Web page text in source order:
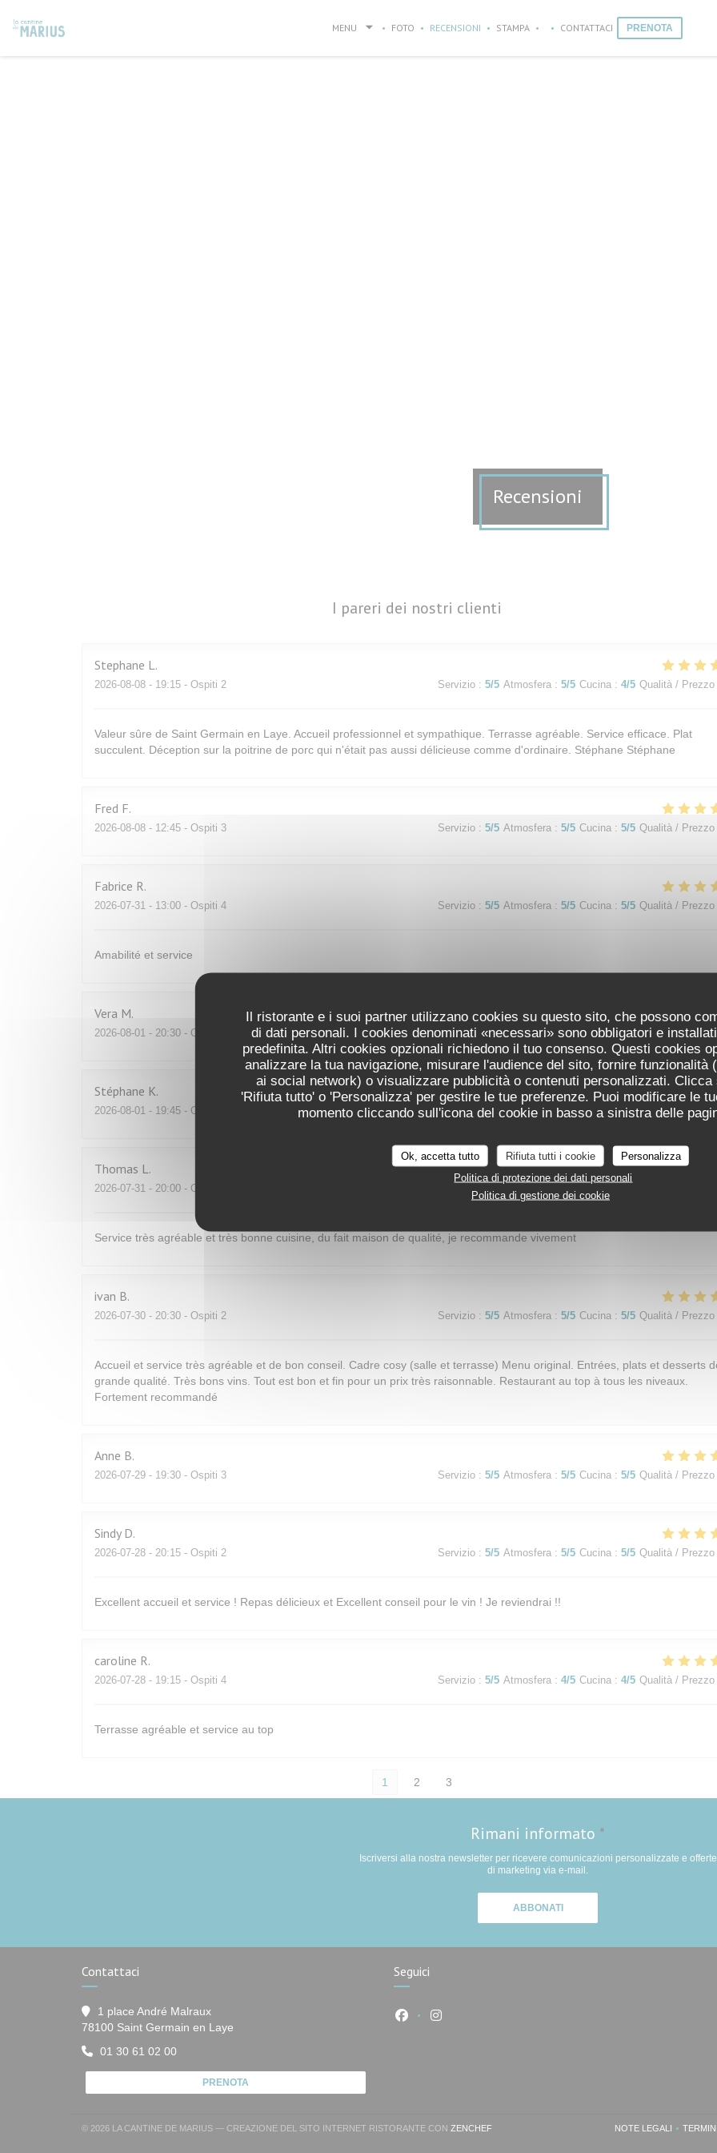
Il ristorante e i suoi partner utilizzano cookies su questo sito, che possono
di dati personali. I cookies denominati «necessari» sono obbligatori e
predefinita. Altri cookies opzionali richiedono il tuo consenso. Questi cookies
analizzare la tua navigazione, misurare l'audience del sito, fornire funzionalità
ai social network) o visualizzare pubblicità o contenuti personalizzati. Clicca
'Rifiuta tutto' o 'Personalizza' per gestire le tue preferenze. Puoi modificare le
momento cliccando sull'icona del cookie in basso a sinistra delle
Ok, accetta tutto Rifiuta tutti i cookie
Personalizza
Politica di protezione dei dati personali
Politica di gestione dei cookie
MENU FOTO RECENSIONI STAMPA
((APRE UNA NUOVA FINESTRA))
CONTATTACI PRENOTA
Recensioni
I pareri dei nostri clienti
Stephane L
2026-08-08 - 19:15 - Ospiti 2 Servizio : 5/5 Atmosfera : 5/5 Cucina : 4/5 Qualità / Prezzo
Valeur sûre de Saint Germain en Laye. Accueil professionnel et sympathique. Terrasse agréable. Service efficace. Plat
succulent. Déception sur la poitrine de porc qui n'était pas aussi délicieuse comme d'ordinaire. Stéphane Stéphane
Fred F
2026-08-08 - 12:45 - Ospiti 3 Servizio : 5/5 Atmosfera : 5/5 Cucina : 5/5 Qualità / Prezzo
Fabrice R
2026-07-31 - 13:00 - Ospiti 4 Servizio : 5/5 Atmosfera : 5/5 Cucina : 5/5 Qualità / Prezzo
Amabilité et service
Vera M
2026-08-01 - 20:30 - Ospiti 4 Servizio: 5/5 Atmosfera: 5/5 Cucina: 5/5 Qualità / Prezzo:
Stéphane K
2026-08-01 - 19:45 - Ospiti 3 Servizio : 5/5 Atmosfera: 5/5 Cucina: 5/5 Qualità / Prezzo
Thomas L
2026-07-31 - 20:00 - Ospiti 2 Servizio: 5 /5 Atmosfera /5 Cucina
Service très agréable et très bonne cuisine, du fait maison de qualité, je recommande vivement
ivan B
2026-07-30 - 20:30 - Ospiti 2 Servizio : 5/5 Atmosfera : 5/5 Cucina : 5/5 Qualità / Prezzo
Accueil et service très agréable et de bon conseil. Cadre cosy (salle et terrasse) Menu original. Entrées, plats et desserts
grande qualité. Très bons vins. Tout est bon et fin pour un prix très raisonnable. Restaurant au top à tous les niveaux.
Fortement recommandé
Anne B
2026-07-29 - 19:30 - Ospiti 3 Servizio : 5/5 Atmosfera : 5/5 Cucina : 5/5 Qualità / Prezzo
Sindy D
2026-07-28 - 20:15 - Ospiti 2 Servizio : 5/5 Atmosfera : 5/5 Cucina : 5/5 Qualità / Prezzo
Excellent accueil et service ! Repas délicieux et Excellent conseil pour le vin ! Je reviendrai !!
caroline R
2026-07-28 - 19:15 - Ospiti 4 Servizio : 5/5 Atmosfera : 4/5 Cucina : 4/5 Qualità / Prezzo
Terrasse agréable et service au top
1 2 3
Rimani informato *
Iscriversi alla nostra newsletter per ricevere comunicazioni personalizzate e offerte
di marketing via e-mail.
ABBONATI
Contattaci
1 place André Malraux
78100 Saint Germain en Laye
01 30 61 02 00
PRENOTA
Seguici
Facebook ((apre una nuova finestra))
Instagram ((apre una nuova finestra))
© 2026 LA CANTINE DE MARIUS — CREAZIONE DEL SITO INTERNET RISTORANTE CON ZENCHEF((APRE UNA NUOVA FINESTRA))NOTE LEGALI((APRE UNA